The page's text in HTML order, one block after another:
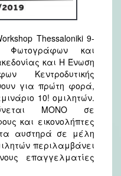
Thessaloniki 9-
Φωτογράφων και
και Η Ένωση
Κεντροδυτικής
για πρώτη φορά,
10! ομιλητών.
ΜΟΝΟ σε
και εικονολήπτες
αυστηρά σε μέλη
περιλαμβάνει
επαγγελματίες